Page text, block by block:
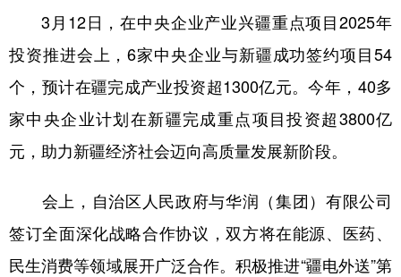
云游新疆 云端悦读 云看书画 光影新疆
人事频道 融媒体联播 廉政频道 新华视角看新疆
地方频道
辽宁 吉林 上海 江苏
3月12日，在中央企业产业兴疆重点项目2025年
投资推进会上，6家中央企业与新疆成功签约项目54
个，预计在疆完成产业投资超1300亿元。今年，40多
家中央企业计划在新疆完成重点项目投资超3800亿
元，助力新疆经济社会迈向高质量发展新阶段。
会上，自治区人民政府与华润（集团）有限公司
签订全面深化战略合作协议，双方将在能源、医药、
民生消费等领域展开广泛合作。积极推进“疆电外送”第